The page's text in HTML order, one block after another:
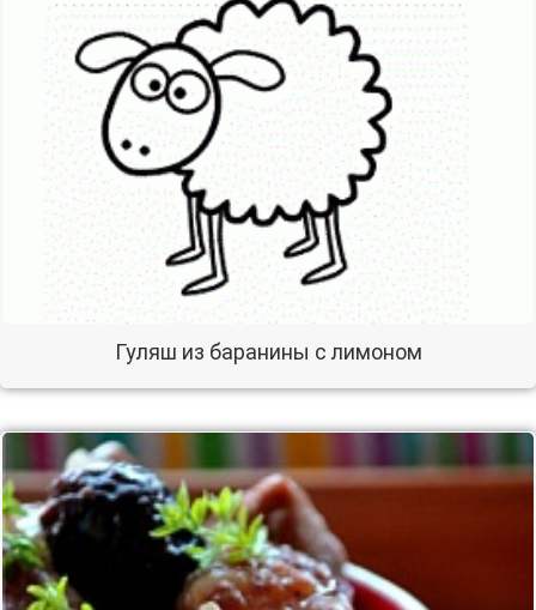
Гуляш из баранины с лимоном